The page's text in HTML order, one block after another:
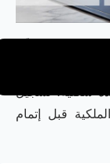
سكنية، تسجيل
قبل إتمام